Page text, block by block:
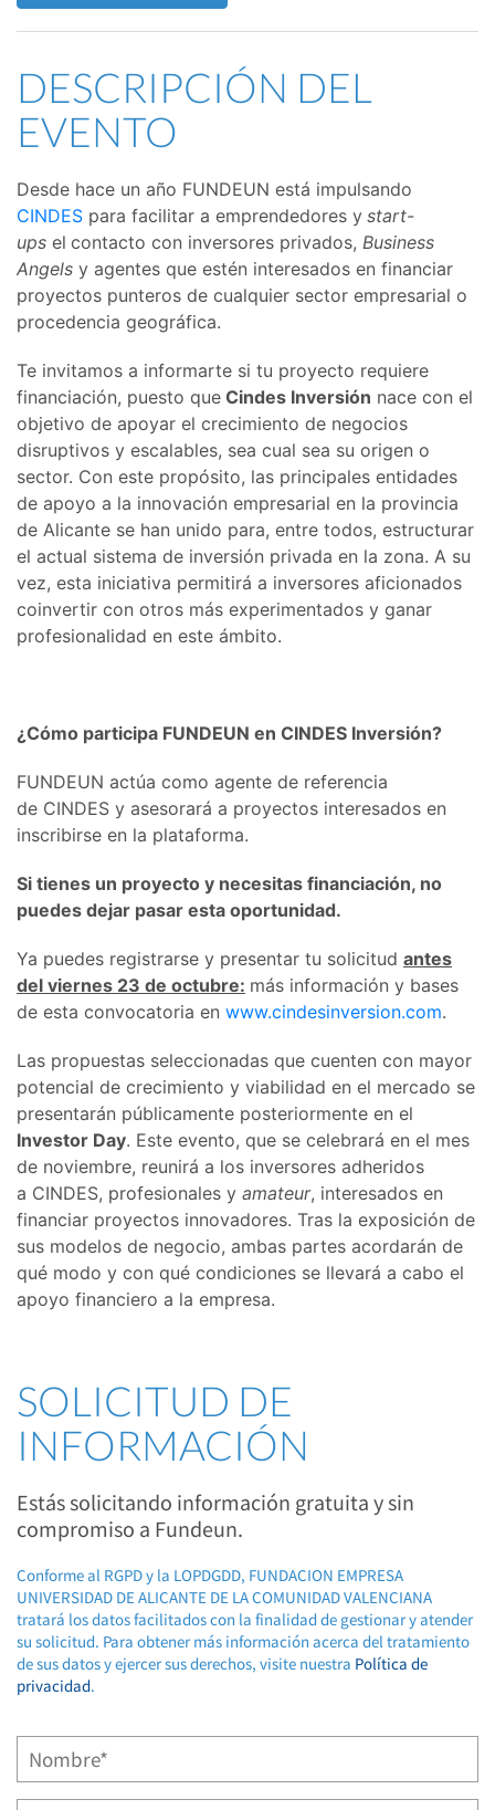
DESCRIPCIÓN DEL
EVENTO
Desde hace un año FUNDEUN está impulsando
CINDES para facilitar a emprendedores y start-
ups el contacto con inversores privados, Business
Angels y agentes que estén interesados en financiar
proyectos punteros de cualquier sector empresarial o
procedencia geográfica.
Te invitamos a informarte si tu proyecto requiere
financiación, puesto que Cindes Inversión nace con el
objetivo de apoyar el crecimiento de negocios
disruptivos y escalables, sea cual sea su origen o
sector. Con este propósito, las principales entidades
de apoyo a la innovación empresarial en la provincia
de Alicante se han unido para, entre todos, estructurar
el actual sistema de inversión privada en la zona. A su
vez, esta iniciativa permitirá a inversores aficionados
coinvertir con otros más experimentados y ganar
profesionalidad en este ámbito.
¿Cómo participa FUNDEUN en CINDES Inversión?
FUNDEUN actúa como agente de referencia
de CINDES y asesorará a proyectos interesados en
inscribirse en la plataforma.
Si tienes un proyecto y necesitas financiación, no
puedes dejar pasar esta oportunidad.
Ya puedes registrarse y presentar tu solicitud antes
del viernes 23 de octubre: más información y bases
de esta convocatoria en www.cindesinversion.com.
Las propuestas seleccionadas que cuenten con mayor
potencial de crecimiento y viabilidad en el mercado se
presentarán públicamente posteriormente en el
Investor Day. Este evento, que se celebrará en el mes
de noviembre, reunirá a los inversores adheridos
a CINDES, profesionales y amateur, interesados en
financiar proyectos innovadores. Tras la exposición de
sus modelos de negocio, ambas partes acordarán de
qué modo y con qué condiciones se llevará a cabo el
apoyo financiero a la empresa.
SOLICITUD DE
INFORMACIÓN
Estás solicitando información gratuita y sin
compromiso a Fundeun.
Conforme al RGPD y la LOPDGDD, FUNDACION EMPRESA
UNIVERSIDAD DE ALICANTE DE LA COMUNIDAD VALENCIANA
tratará los datos facilitados con la finalidad de gestionar y atender
su solicitud. Para obtener más información acerca del tratamiento
de sus datos y ejercer sus derechos, visite nuestra Política de
privacidad.